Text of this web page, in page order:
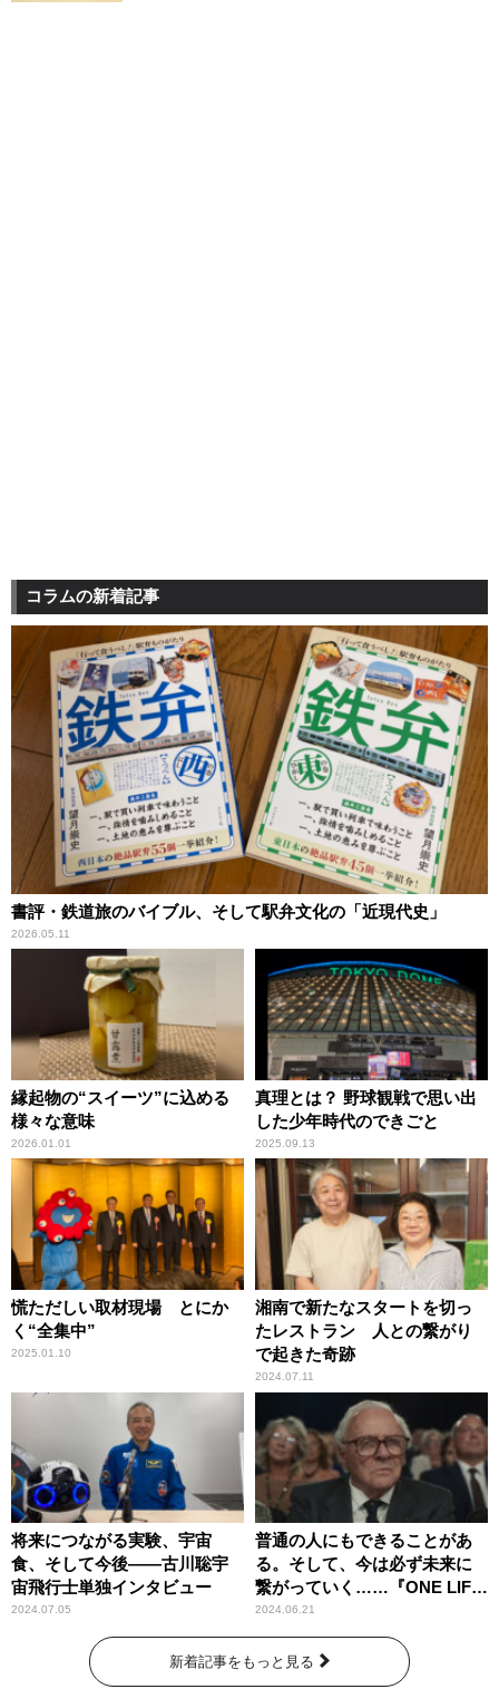
コラムの新着記事
書評・鉄道旅のバイブル、そして駅弁文化の「近現代史」
2026.05.11
縁起物の“スイーツ”に込める
様々な意味
2026.01.01
真理とは？ 野球観戦で思い出
した少年時代のできごと
2025.09.13
慌ただしい取材現場 とにか
く“全集中”
2025.01.10
湘南で新たなスタートを切っ
たレストラン 人との繋がり
で起きた奇跡
2024.07.11
将来につながる実験、宇宙
食、そして今後――古川聡宇
宙飛行士単独インタビュー
2024.07.05
普通の人にもできることがあ
る。そして、今は必ず未来に
繋がっていく……『ONE LIFE
奇跡が繋いだ6000の命』
2024.06.21
新着記事をもっと見る